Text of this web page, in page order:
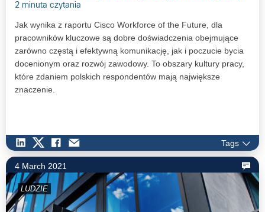
2 minuta czytania
Jak wynika z raportu Cisco Workforce of the Future, dla
pracowników kluczowe są dobre doświadczenia obejmujące
zarówno częstą i efektywną komunikację, jak i poczucie bycia
docenionym oraz rozwój zawodowy. To obszary kultury pracy,
które zdaniem polskich respondentów mają największe
znaczenie.
Tags
4 March 2021
LUDZIE